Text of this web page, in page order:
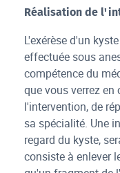
Réalisation de
L'exérèse d'un
effectuée sous
compétence du
que vous verrez
l'intervention, de
sa spécialité. Une
regard du kyste,
consiste à enlever